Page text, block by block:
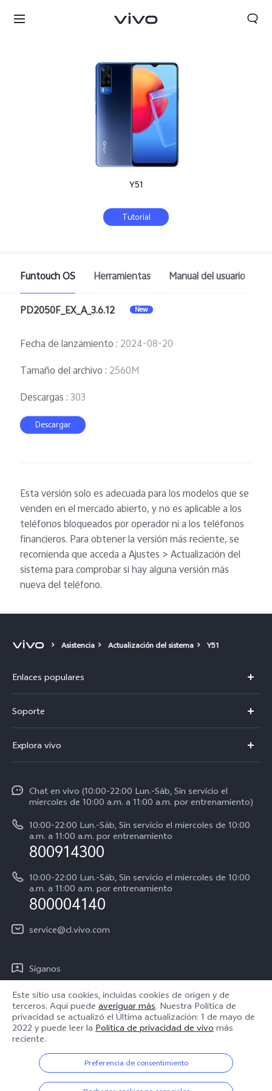
Y51
Tutorial
Funtouch OS Herramientas Manual del usuario
PD2050F_EX_A_3.6.12 New
Fecha de lanzamiento : 2024-08-20
Tamaño del archivo : 2560M
Descargas :303
Descargar
Esta versión solo es adecuada para los modelos que se
venden en el mercado abierto, y no es aplicable a los
teléfonos bloqueados por operador ni a los teléfonos
financieros. Para obtener la versión más reciente, se
recomienda que acceda a Ajustes > Actualización del
sistema para comprobar si hay alguna versión más
nueva del teléfono.
Asistencia Actualización del sistema Y51
Enlaces populares
V60 Lite 5G
Y21d
Y38 5G
Y31 5G
Soporte
Funtouch OS
Autenticación de IMEI
Manual del usuario
Servicio de Agendamiento
Instrucciones de la garantía de vivo
Explora vivo
La vida en vivo
Acerca de nosotros
Avisos legales
Centro de privacidad de vivo
Chat en vivo (10:00-22:00 Lun.-Sáb, Sin servicio el
miercoles de 10:00 a.m. a 11:00 a.m. por entrenamiento)
10:00-22:00 Lun.-Sáb, Sin servicio el miercoles de 10:00
a.m. a 11:00 a.m. por entrenamiento
800914300
10:00-22:00 Lun.-Sáb, Sin servicio el miercoles de 10:00
a.m. a 11:00 a.m. por entrenamiento
800004140
service@cl.vivo.com
Síganos
Chile | Seleccione país/región
© 2026 vivo Mobile Communication Co., Ltd. Todos los derechos
Este sitio usa cookies, incluidas cookies de origen y de
terceros. Aquí puede averiguar más. Nuestra Política de
privacidad se actualizó el Última actualización: 1 de mayo de
2022 y puede leer la Política de privacidad de vivo más
reciente.
Preferencia de consentimiento